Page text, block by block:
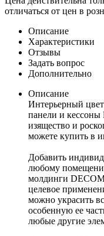
отличаться от цен в
Описание
Характеристики
Отзывы
Задать вопрос
Дополнительно
Описание
Интерьерный
панели и
изящество и
можете купить в
Добавить
любому
молдинги
целевое
можно украсить
особенную ее
любые другие